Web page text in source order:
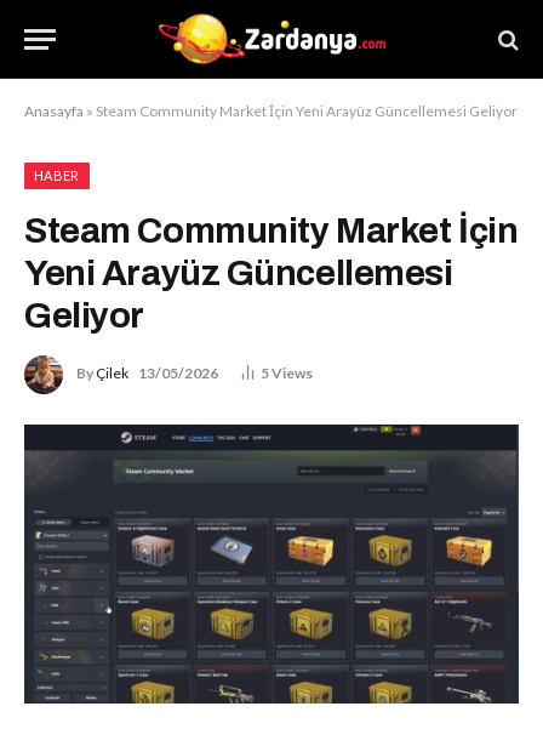
Anasayfa » Steam Community Market İçin Yeni Arayüz Güncellemesi Geliyor
HABER
Steam Community Market İçin
Yeni Arayüz Güncellemesi
Geliyor
By Çilek 13/05/2026 5Views